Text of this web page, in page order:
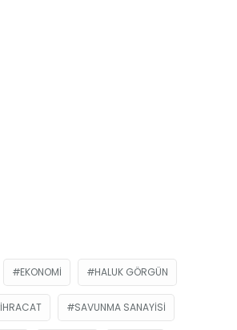
EKONOMI HALUK GÖRGÜN
IHRACAT SAVUNMA SANAYISI